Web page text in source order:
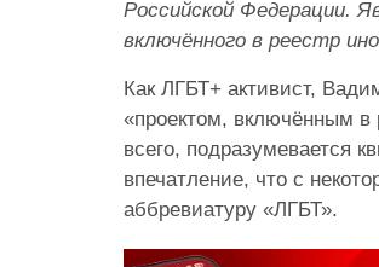
Российской Федерации.
включённого в реестр
Как ЛГБТ+ активист,
«проектом, включённым в
всего, подразумевается
впечатление, что с
аббревиатуру «ЛГБТ».